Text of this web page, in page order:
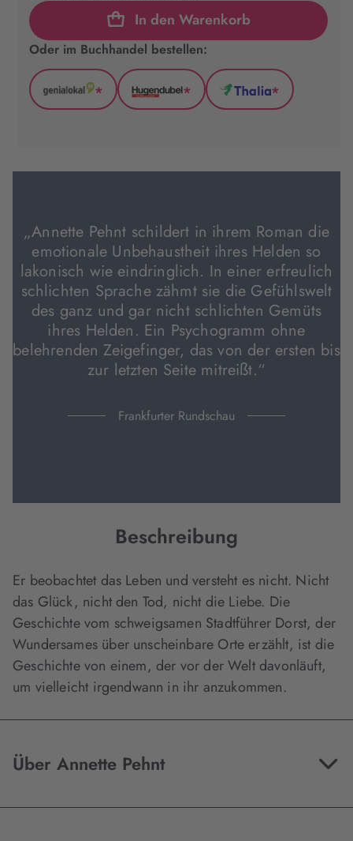
In den Warenkorb
Oder im Buchhandel bestellen:
GenialLokal
Tab
*
Hugendubel
Tab
*
Thalia
Tab
*
„Annette Pehnt schildert in ihrem Roman die
emotionale Unbehaustheit ihres Helden so
lakonisch wie eindringlich. In einer erfreulich
schlichten Sprache zähmt sie die Gefühlswelt
des ganz und gar nicht schlichten Gemüts
ihres Helden. Ein Psychogramm ohne
belehrenden Zeigefinger, das von der ersten bis
zur letzten Seite mitreißt.“
Frankfurter Rundschau
Beschreibung
Er beobachtet das Leben und versteht es nicht. Nicht
das Glück, nicht den Tod, nicht die Liebe. Die
Geschichte vom schweigsamen Stadtführer Dorst, der
Wundersames über unscheinbare Orte erzählt, ist die
Geschichte von einem, der vor der Welt davonläuft,
um vielleicht irgendwann in ihr anzukommen.
Über Annette Pehnt